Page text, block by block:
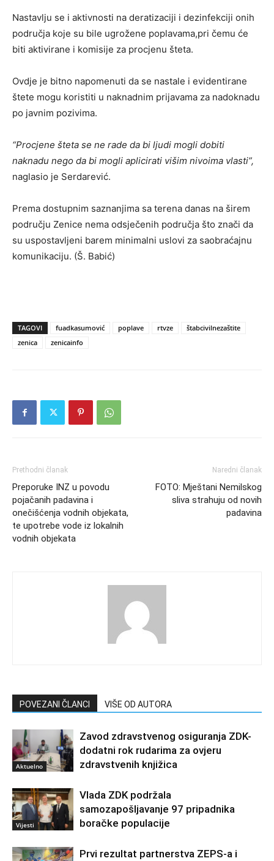
Nastavlju se i aktivnosti na deratizaciji i dezinfekciji onih
područja koje su bile ugrožene poplavama,pri čemu će
biti aktivirane i komisije za procjenu šteta.
Ovdje je bitno napomenuti da se nastale i evidentirane
štete mogu koristiti u naknadnim prijavama za nadoknadu
po javnim pozivima.
“Procjene šteta se ne rade da bi ljudi mogli dobiti
naknadu nego da bi mogli aplicirati višim nivoima vlasti”,
naglasio je Serdarević.
Prema dostupnim saznanjima sa terena danas na širem
području Zenice nema odsječenih područja što znači da
su uspostavljeni barem minimalni uslovi za saobraćajnu
komunikaciju. (Š. Babić)
TAGOVI fuadkasumović poplave rtvze
štabcivilnezaštite
zenica
zenicainfo
Prethodni članak
Preporuke INZ u povodu
pojačanih padavina i
onečišćenja vodnih objekata,
te upotrebe vode iz lokalnih
vodnih objekata
Naredni članak
FOTO: Mještani Nemilskog
sliva strahuju od novih
padavina
POVEZANI ČLANCI VIŠE OD AUTORA
Aktuelno
Zavod zdravstvenog osiguranja ZDK-
dodatni rok rudarima za ovjeru
zdravstvenih knjižica
Vijesti
Vlada ZDK podržala
samozapošljavanje 97 pripadnika
boračke populacije
Prvi rezultat partnerstva ZEPS-a i